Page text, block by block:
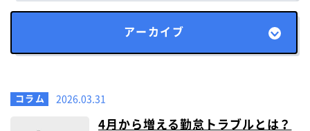
アーカイブ
コラム 2026.03.31
4月から増える勤怠トラブルとは？